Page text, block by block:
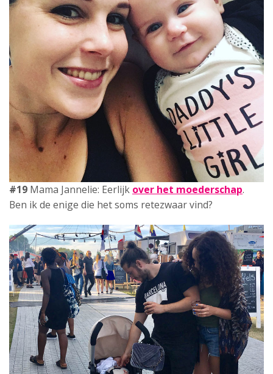
#20Mama Thirza: De wens voor eentweede kindje.
Vlak na de geboorte van onzebabybegon het ineens te
kriebelen..